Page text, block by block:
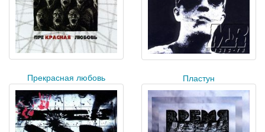
Прекрасная любовь Пластун